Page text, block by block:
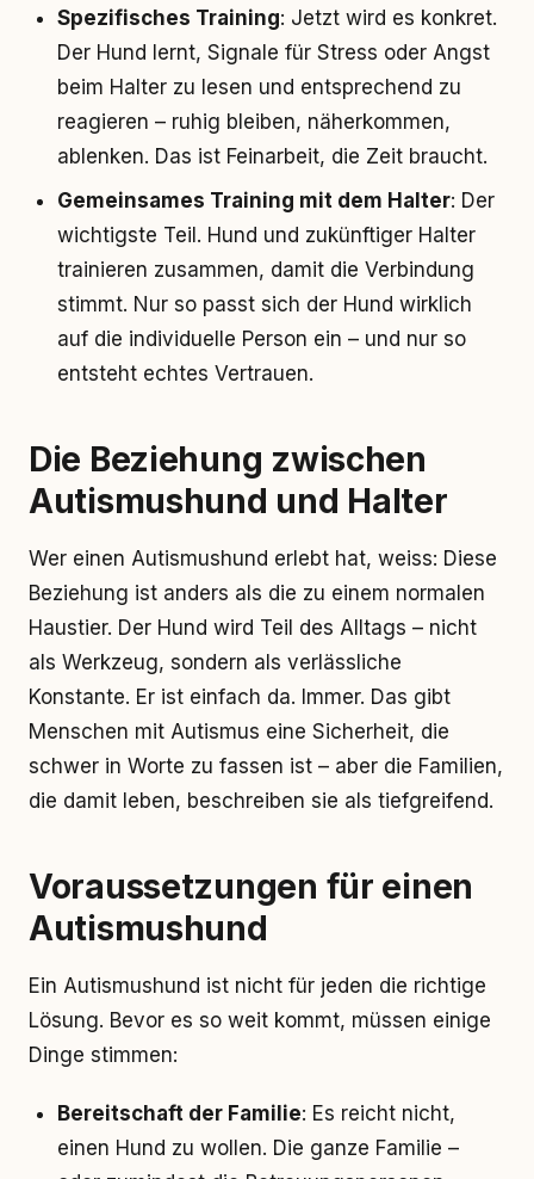
Spezifisches Training: Jetzt wird es konkret.
Der Hund lernt, Signale für Stress oder Angst
beim Halter zu lesen und entsprechend zu
reagieren – ruhig bleiben, näherkommen,
ablenken. Das ist Feinarbeit, die Zeit braucht.
Gemeinsames Training mit dem Halter: Der
wichtigste Teil. Hund und zukünftiger Halter
trainieren zusammen, damit die Verbindung
stimmt. Nur so passt sich der Hund wirklich
auf die individuelle Person ein – und nur so
entsteht echtes Vertrauen.
Die Beziehung zwischen
Autismushund und Halter
Wer einen Autismushund erlebt hat, weiss: Diese
Beziehung ist anders als die zu einem normalen
Haustier. Der Hund wird Teil des Alltags – nicht
als Werkzeug, sondern als verlässliche
Konstante. Er ist einfach da. Immer. Das gibt
Menschen mit Autismus eine Sicherheit, die
schwer in Worte zu fassen ist – aber die Familien,
die damit leben, beschreiben sie als tiefgreifend.
Voraussetzungen für einen
Autismushund
Ein Autismushund ist nicht für jeden die richtige
Lösung. Bevor es so weit kommt, müssen einige
Dinge stimmen:
Bereitschaft der Familie: Es reicht nicht,
einen Hund zu wollen. Die ganze Familie –